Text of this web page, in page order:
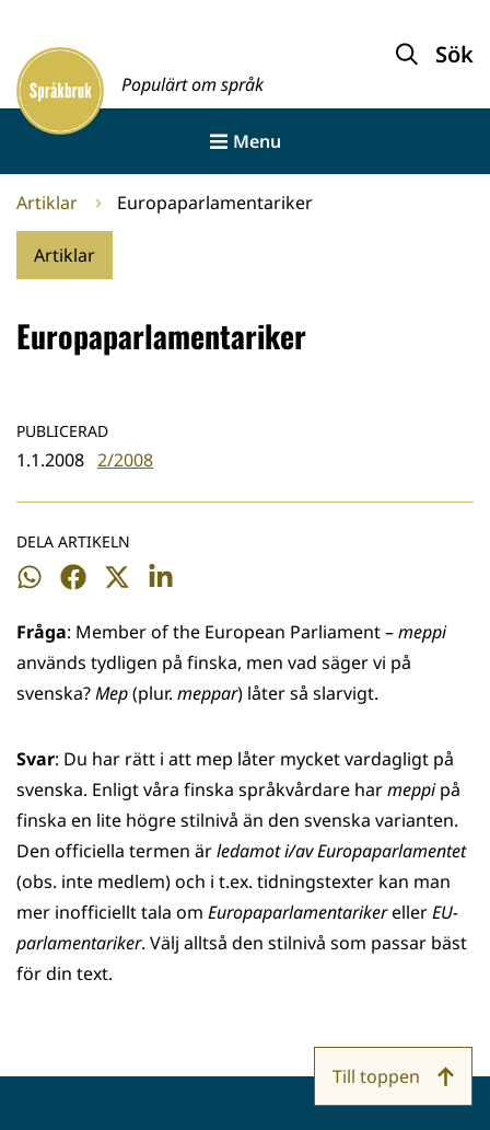
innehållet
Framsida
Populärt om språk
Sök
Menu
Artiklar Europaparlamentariker
Artiklar
Europaparlamentariker
PUBLICERAD
1.1.2008 2/2008
DELA ARTIKELN
Dela
WhatsApp
Dela
Facebook
Dela
Twitter
Dela
LinkedIn
Fråga: Member of the European Parliament –meppi
används tydligen på finska, men vad säger vi på
svenska?Mep(plur. meppar) låter så slarvigt.
Svar: Du har rätt i att mep låter mycket vardagligt på
svenska. Enligt våra finska språkvårdare harmeppipå
finska en lite högre stilnivå än den svenska varianten.
Den officiella termen ärledamot i/av Europaparlamentet
(obs. inte medlem) och i t.ex. tidningstexter kan man
mer inofficiellt tala om EuropaparlamentarikerellerEU-
parlamentariker. Välj alltså den stilnivå som passar bäst
för din text.
Till toppen